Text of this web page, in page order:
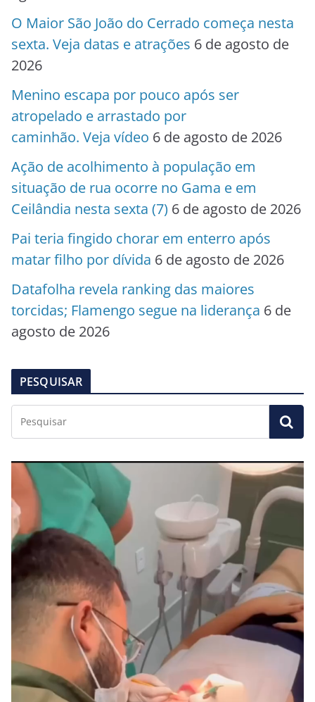
O Maior São João do Cerrado começa nesta
sexta. Veja datas e atrações 6 de agosto de
2026
Menino escapa por pouco após ser
atropelado e arrastado por
caminhão. Veja vídeo 6 de agosto de 2026
Ação de acolhimento à população em
situação de rua ocorre no Gama e em
Ceilândia nesta sexta (7) 6 de agosto de 2026
Pai teria fingido chorar em enterro após
matar filho por dívida 6 de agosto de 2026
Datafolha revela ranking das maiores
torcidas; Flamengo segue na liderança 6 de
agosto de 2026
PESQUISAR